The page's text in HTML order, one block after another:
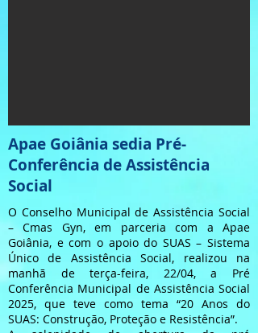
Apae Goiânia sedia Pré-
Conferência de Assistência
Social
O Conselho Municipal de Assistência Social
– Cmas Gyn, em parceria com a Apae
Goiânia, e com o apoio do SUAS – Sistema
Único de Assistência Social, realizou na
manhã de terça-feira, 22/04, a Pré
Conferência Municipal de Assistência Social
2025, que teve como tema “20 Anos do
SUAS: Construção, Proteção e Resistência”.